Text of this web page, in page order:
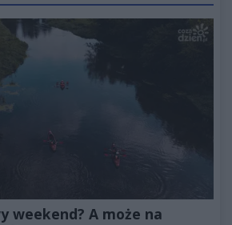
weekend? A może na